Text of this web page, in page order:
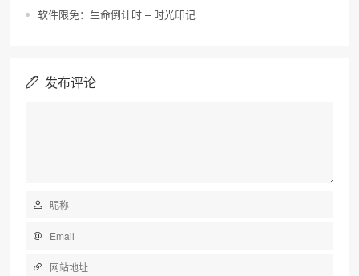
软件限免：生命倒计时 – 时光印记
发布评论